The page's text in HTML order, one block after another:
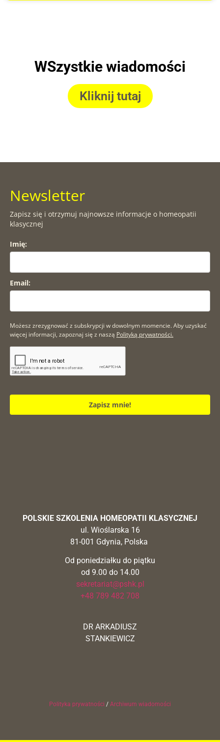
WSzystkie wiadomości
Kliknij tutaj
Newsletter
Zapisz się i otrzymuj najnowsze informacje o homeopatii
klasycznej
Imię:
Email:
Możesz zrezygnować z subskrypcji w dowolnym momencie. Aby uzyskać
więcej informacji, zapoznaj się z naszą Polityką prywatności.
Zapisz mnie!
POLSKIE SZKOLENIA HOMEOPATII KLASYCZNEJ
ul. Wioślarska 16
81-001 Gdynia, Polska
Od poniedziałku do piątku
od 9.00 do 14.00
sekretariat@pshk.pl
+48 789 482 708
DR ARKADIUSZ
STANKIEWICZ
Polityka prywatności / Archiwum wiadomości